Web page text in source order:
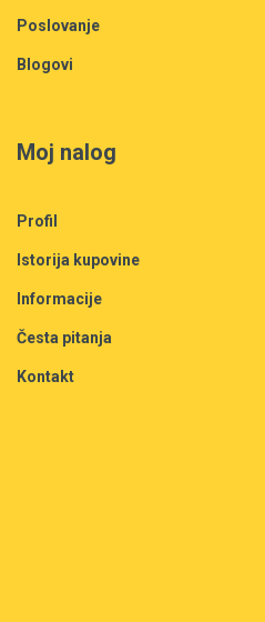
Poslovanje
Blogovi
Moj nalog
Profil
Istorija kupovine
Informacije
Česta pitanja
Kontakt